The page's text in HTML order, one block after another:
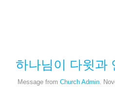
하나님이 다윗과
Message from Church Admin .